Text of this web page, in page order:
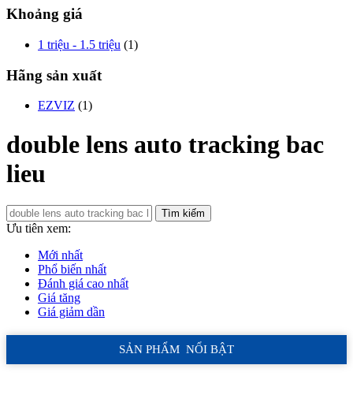
Khoảng giá
1 triệu - 1.5 triệu (1)
Hãng sản xuất
EZVIZ (1)
double lens auto tracking bac
lieu
Tìm kiếm
Ưu tiên xem:
Mới nhất
Phổ biến nhất
Đánh giá cao nhất
Giá tăng
Giá giảm dần
SẢN PHẨM NỔI BẬT